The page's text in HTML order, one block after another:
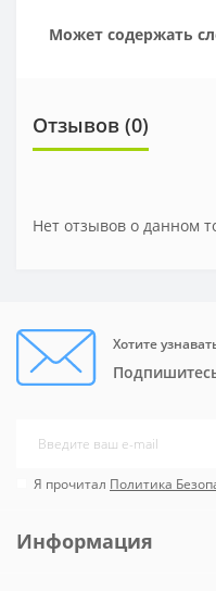
Может содержать
Отзывов (0)
Нет отзывов о данном
Хотите
Я прочитал Политика
Информация